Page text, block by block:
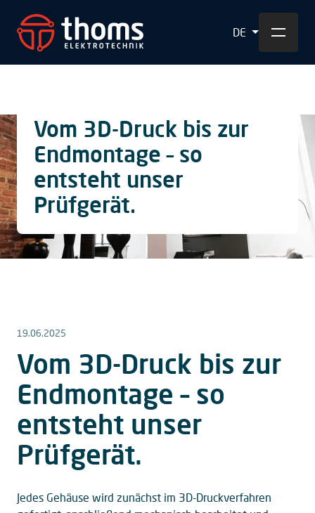
DE
Vom 3D-Druck bis zur
Endmontage – so
entsteht unser
Prüfgerät.
19.06.2025
Vom 3D-Druck bis zur
Endmontage – so
entsteht unser
Prüfgerät.
Jedes Gehäuse wird zunächst im 3D-Druckverfahren